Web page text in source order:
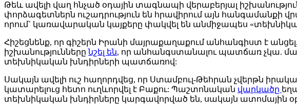
Թեև ավելի վաղ հնչած օդային տագնապի վերաբերյալ
փորձագետներն ուշադրություն են հրավիրում այն հանգամանքի
որում` կառավարական կայքերը փակվել են անմիջապես
Հիշեցնենք, որ գիշերն Իրանի մայրաքաղաքում անհանգիստ է
իշխանություններընշել են, որ անհանգստանալու պատճառ չկա.
տեխնիկական խնդիրների պատճառով:
Սակայն ավելի ուշ հաղորդվեց, որ Ստամբուլ-Թեհրան չվերթն
կատարելուց հետո ուղևորվել է Բաքու: Պաշտոնական վարկածը
տեխնիկական խնդիրները կարգավորված են, սակայն ատոմային